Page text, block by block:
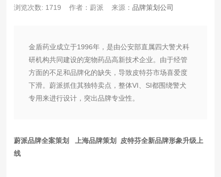
浏览次数: 1719
作者：蔚派 来源：品牌策划公司
金盾药业成立于1996年，是由公安部直属四大警犬科
研机构共同建设的宠物药品高新技术企业。由于经管
方面的不足和品牌化的缺失，导致皮特芬市场喜爱度
下滑。蔚派抓住其独特卖点，整体VI、SI都围绕警犬
专用来进行设计，突出品牌专业性。
蔚派品牌全案策划 上海品牌策划 皮特芬全新品牌形象升级上
线